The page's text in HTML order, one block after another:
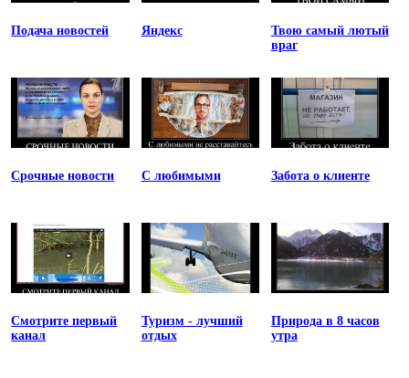
Подача новостей Яндекс
Твою самый лютый
враг
Срочные новости С любимыми Забота о клиенте
Смотрите первый
канал
Туризм - лучший
отдых
Природа в 8 часов
утра